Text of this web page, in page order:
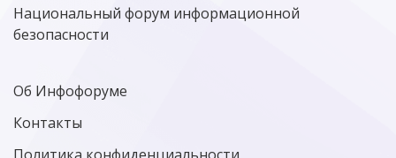
Национальный форум информационной
безопасности
Об Инфофоруме
Контакты